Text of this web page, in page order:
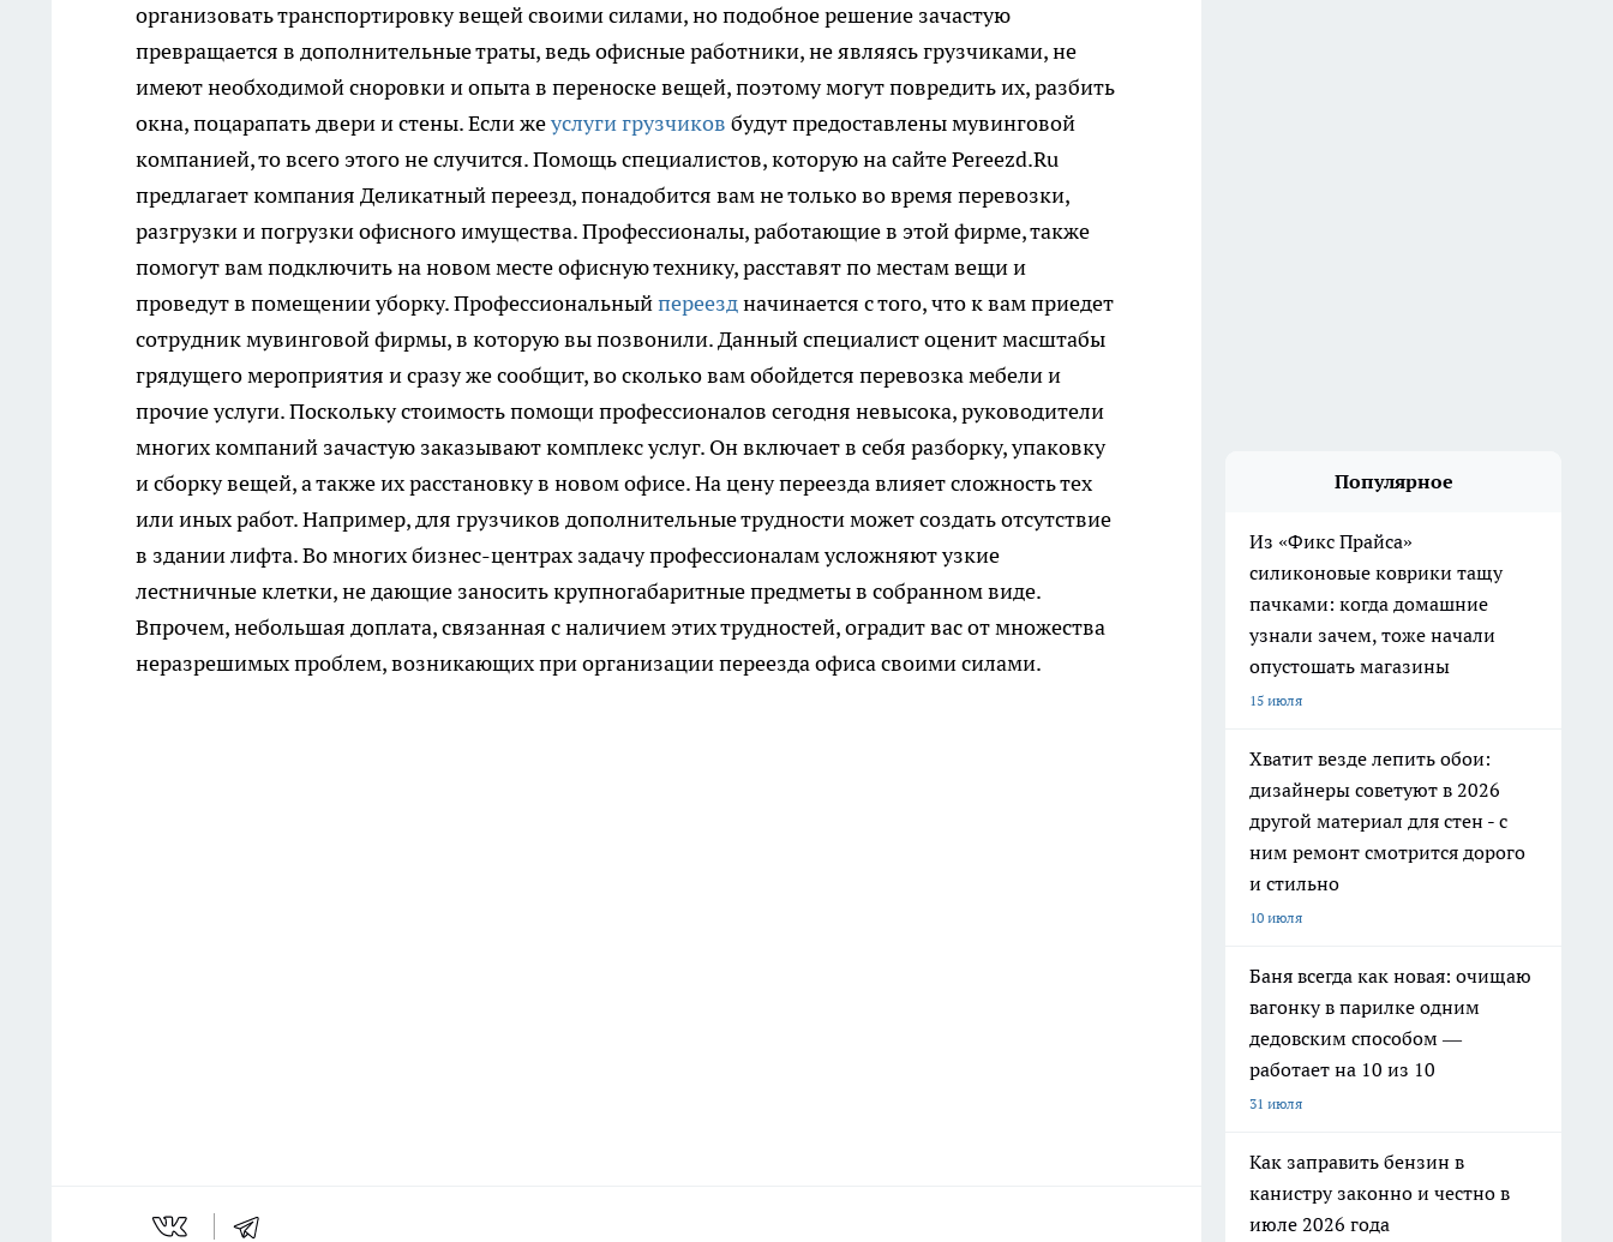
организовать транспортировку вещей своими силами, но подобное решение зачастую
превращается в дополнительные траты, ведь офисные работники, не являясь грузчиками, не
имеют необходимой сноровки и опыта в переноске вещей, поэтому могут повредить их, разбить
окна, поцарапать двери и стены. Если жеуслуги грузчиков будут предоставлены мувинговой
компанией, то всего этого не случится. Помощь специалистов, которую на сайте Pereezd.Ru
предлагает компания Деликатный переезд, понадобится вам не только во время перевозки,
разгрузки и погрузки офисного имущества. Профессионалы, работающие в этой фирме, также
помогут вам подключить на новом месте офисную технику, расставят по местам вещи и
проведут в помещении уборку. Профессиональныйпереездначинается с того, что к вам приедет
сотрудник мувинговой фирмы, в которую вы позвонили. Данный специалист оценит масштабы
грядущего мероприятия и сразу же сообщит, во сколько вам обойдется перевозка мебели и
прочие услуги. Поскольку стоимость помощи профессионалов сегодня невысока, руководители
многих компаний зачастую заказывают комплекс услуг. Он включает в себя разборку, упаковку
и сборку вещей, а также их расстановку в новом офисе. На цену переезда влияет сложность тех
или иных работ. Например, для грузчиков дополнительные трудности может создать отсутствие
в здании лифта. Во многих бизнес-центрах задачу профессионалам усложняют узкие
лестничные клетки, не дающие заносить крупногабаритные предметы в собранном виде.
Впрочем, небольшая доплата, связанная с наличием этих трудностей, оградит вас от множества
неразрешимых проблем, возникающих при организации переезда офиса своими силами.
Популярное
Из «Фикс Прайса»
силиконовые коврики тащу
пачками: когда домашние
узнали зачем, тоже начали
опустошать магазины
15 июля
Хватит везде лепить обои:
дизайнеры советуют в 2026
другой материал для стен - с
ним ремонт смотрится дорого
и стильно
10 июля
Баня всегда как новая: очищаю
вагонку в парилке одним
дедовским способом —
работает на 10 из 10
31 июля
Как заправить бензин в
канистру законно и честно в
июле 2026 года